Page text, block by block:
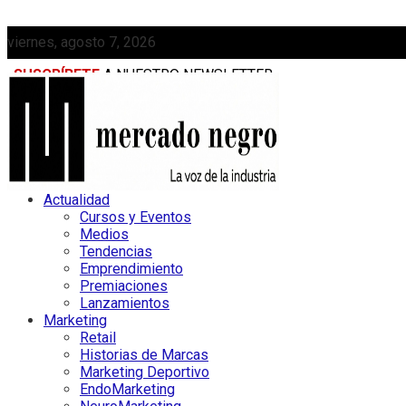
viernes, agosto 7, 2026
SUSCRÍBETE A NUESTRO NEWSLETTER
MEDIAKIT
Actualidad
Cursos y Eventos
Medios
Tendencias
Emprendimiento
Premiaciones
Lanzamientos
Marketing
Retail
Historias de Marcas
Marketing Deportivo
EndoMarketing